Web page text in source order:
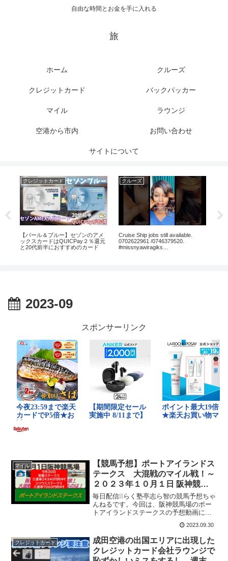
自由な時間とお金を手に入れる
旅
ホーム クルーズ
クレジットカード バックパッカー
マイル ラウンジ
空港から市内 お問い合わせ
サイトについて
クレジットカード
【パール＆ブルー】セゾンのアメ
ックスカードはQUICPay２％還元
と20代前半におすすめのカード
クルーズ
Cruise Ship jobs still available.
0702622961 /0746379520.
#missnyawiragiks
2023-09
スポンサーリンク
マイル
【競馬予想】ポートアイランドス
テークス 大混戦のマイル戦！～
２０２３年１０月１日 阪神競馬
場 ：１０－２
毎日配信❕❕らく塾亭志ら智の競馬予想ちゃ
んねるです。今回は、阪神競馬場のポー
トアイランドステークスの予想動画にな
ります。是非参考にしてください❕❕【１日
中山・GⅠスプリンターズステークス予
想動画】はこちら【１日阪神・ポートア
イランドステーク...
2023.09.30
クレジットカード
成田空港の出国エリアに出現した
クレジットカード会社ラウンジで